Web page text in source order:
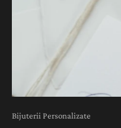
Bijuterii Personalizate